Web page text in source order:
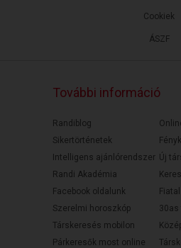
ÁSZF
Cookiek
További információ
Randiblog
Sikertörténetek
Intelligens ajánlórendszer
Randi Akadémia
Facebook oldalunk
Szerelmi horoszkóp
Társkeresés mobilon
Párkeresők most online
Új
30as